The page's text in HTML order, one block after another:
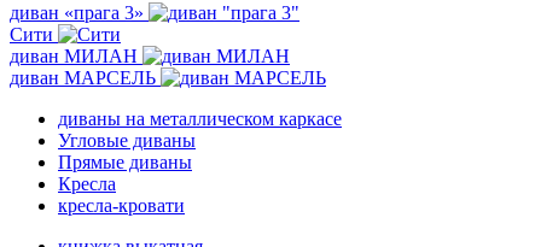
диван «прага 3»
Сити
диван МИЛАН
диван МАРСЕЛЬ
диваны на металлическом каркасе
Угловые диваны
Прямые диваны
Кресла
кресла-кровати